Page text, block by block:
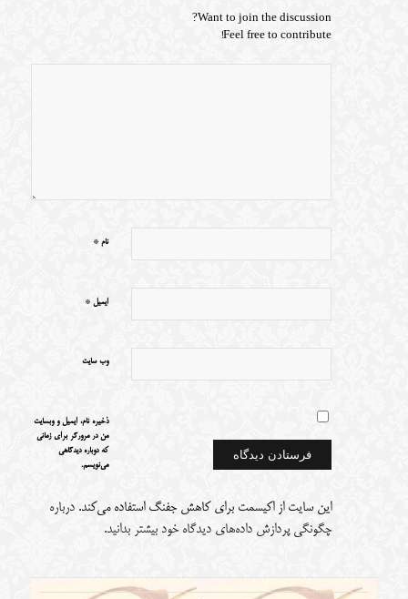
Want to join the discussion?
Feel free to contribute!
نام *
ایمیل *
وب‌ سایت
ذخیره نام، ایمیل و وبسایت
من در مرورگر برای زمانی
که دوباره دیدگاهی
می‌نویسم.
این سایت از اکیسمت برای کاهش جفنگ استفاده می‌کند. درباره
چگونگی پردازش داده‌های دیدگاه خود بیشتر بدانید.